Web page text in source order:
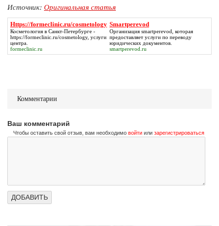
Источник: Оригинальная статья
Https://formeclinic.ru/cosmetology
Косметология в Санкт-Петербурге -
https://formeclinic.ru/cosmetology, услуги
центра.
formeclinic.ru
Smartperevod
Организация smartperevod , которая
предоставляет услуги по переводу
юридических документов.
smartperevod.ru
Комментарии
Ваш комментарий
Чтобы оставить свой отзыв, вам необходимо войти или зарегистрироваться